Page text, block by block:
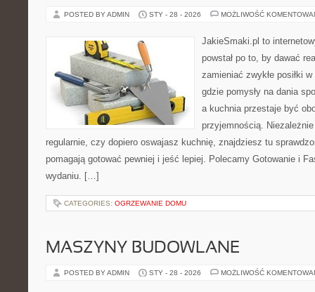
POSTED BY ADMIN STY - 28 - 2026 MOŻLIWOŚĆ
JakieSmaki.pl to
powstał po to, by dawać
zamieniać zwykłe posiłki
gdzie pomysły na dania
a kuchnia przestaje być
przyjemnością.
regularnie, czy dopiero oswajasz kuchnię, znajdziesz tu
pomagają gotować pewniej i jeść lepiej. Polecamy Gotowanie i
wydaniu. […]
CATEGORIES: OGRZEWANIE DOMU
MASZYNY BUDOWLANE
POSTED BY ADMIN STY - 28 - 2026 MOŻLIWOŚĆ